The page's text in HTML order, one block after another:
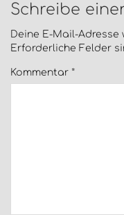
Schreibe
Deine E-Mail-
Erforderliche Felder
Kommentar *